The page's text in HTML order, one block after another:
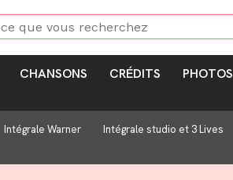
CHANSONS CRÉDITS PHOTOS
Intégrale Warner Intégrale studio et 3 Lives